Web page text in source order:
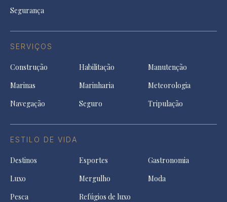
Segurança
SERVIÇOS
Construção Habilitação
Manutenção
Marinas
Marinharia
Meteorologia
Navegação
Seguro Tripulação
ESTILO DE VIDA
Destinos Esportes
Gastronomia
Luxo
Mergulho
Moda
Pesca
Refúgios de luxo